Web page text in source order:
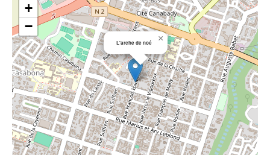
L'arche de noé ×
+
−